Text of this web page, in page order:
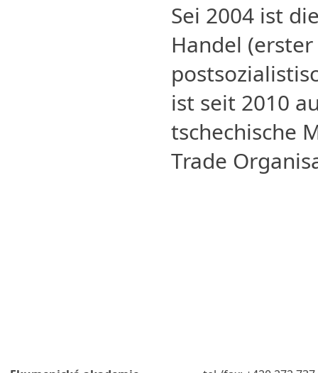
Sei 2004 ist
Handel
ist seit 2010
tschechische
Trade